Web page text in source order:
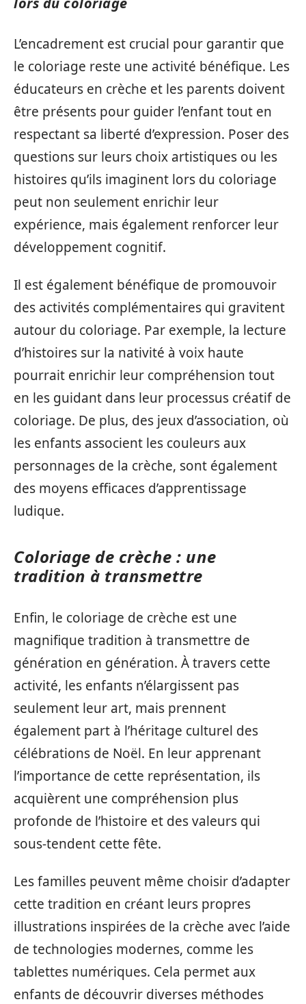
L’encadrement est crucial pour garantir que
le coloriage reste une activité bénéfique. Les
éducateurs en crèche et les parents doivent
être présents pour guider l’enfant tout en
respectant sa liberté d’expression. Poser des
questions sur leurs choix artistiques ou les
histoires qu’ils imaginent lors du coloriage
peut non seulement enrichir leur
expérience, mais également renforcer leur
développement cognitif.
Il est également bénéfique de promouvoir
des activités complémentaires qui gravitent
autour du coloriage. Par exemple, la lecture
d’histoires sur la nativité à voix haute
pourrait enrichir leur compréhension tout
en les guidant dans leur processus créatif de
coloriage. De plus, des jeux d’association, où
les enfants associent les couleurs aux
personnages de la crèche, sont également
des moyens efficaces d’apprentissage
ludique.
Coloriage de crèche : une
tradition à transmettre
Enfin, le coloriage de crèche est une
magnifique tradition à transmettre de
génération en génération. À travers cette
activité, les enfants n’élargissent pas
seulement leur art, mais prennent
également part à l’héritage culturel des
célébrations de Noël. En leur apprenant
l’importance de cette représentation, ils
acquièrent une compréhension plus
profonde de l’histoire et des valeurs qui
sous-tendent cette fête.
Les familles peuvent même choisir d’adapter
cette tradition en créant leurs propres
illustrations inspirées de la crèche avec l’aide
de technologies modernes, comme les
tablettes numériques. Cela permet aux
enfants de découvrir diverses méthodes